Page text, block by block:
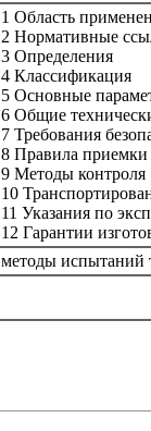
1 Область
2 Нормативные
3 Определения
4 Классификация
5 Основные
6 Общие
7 Требования
8 Правила приемки
9 Методы контроля
10
11 Указания по
12 Гарантии
методы испытаний